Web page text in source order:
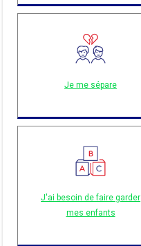
Je me sépare
J'ai besoin de faire garder
mes enfants